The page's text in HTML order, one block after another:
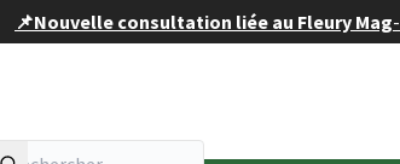
📌Nouvelle consultation liée au Fleury Mag-